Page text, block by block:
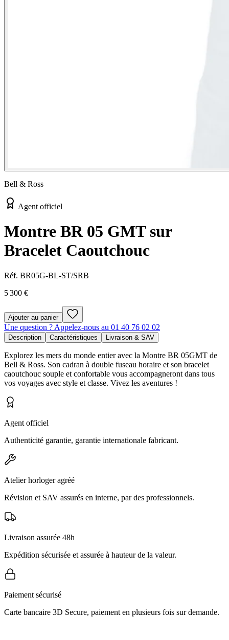
Bell & Ross
Agent officiel
Montre BR 05 GMT sur
Bracelet Caoutchouc
Réf. BR05G-BL-ST/SRB
5 300 €
Ajouter au panier
Une question ? Appelez-nous au 01 40 76 02 02
Description Caractéristiques Livraison & SAV
Explorez les mers du monde entier avec la Montre BR 05GMT de
Bell & Ross. Son cadran à double fuseau horaire et son bracelet
caoutchouc souple et confortable vous accompagneront dans tous
vos voyages avec style et classe. Vivez les aventures !
Agent officiel
Authenticité garantie, garantie internationale fabricant.
Atelier horloger agréé
Révision et SAV assurés en interne, par des professionnels.
Livraison assurée 48h
Expédition sécurisée et assurée à hauteur de la valeur.
Paiement sécurisé
Carte bancaire 3D Secure, paiement en plusieurs fois sur demande.